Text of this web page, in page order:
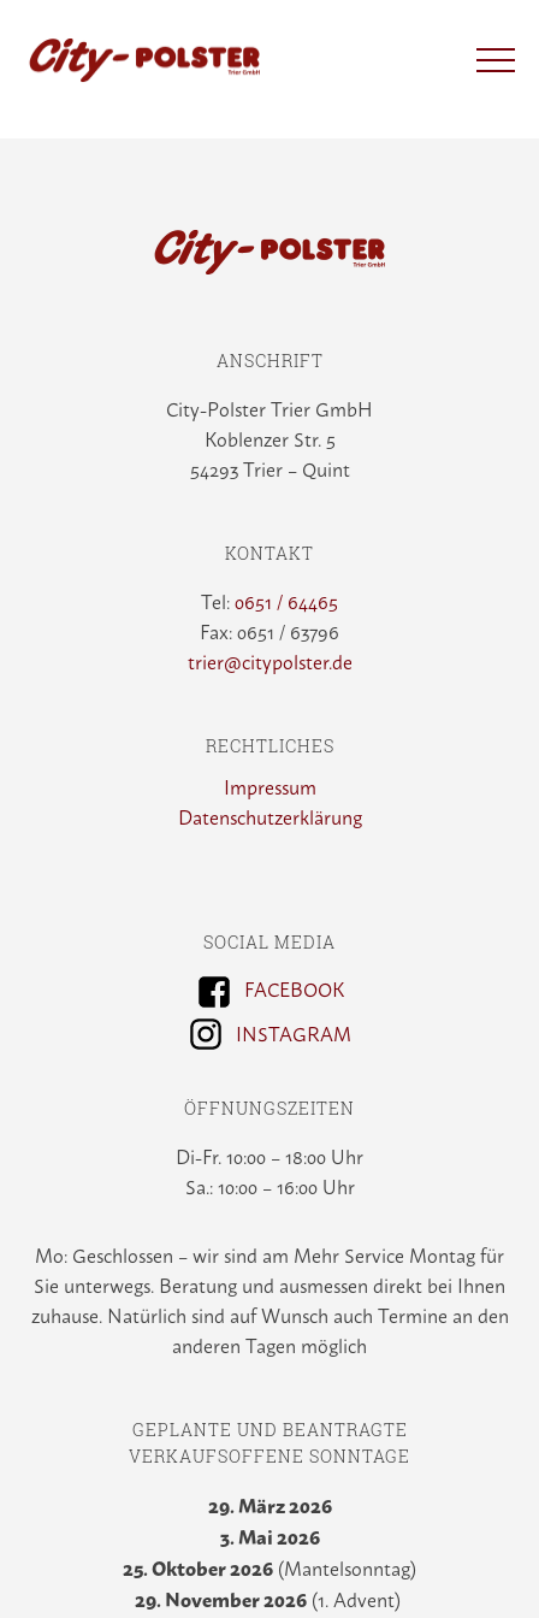
ANSCHRIFT
City-Polster Trier GmbH
Koblenzer Str. 5
54293 Trier – Quint
KONTAKT
Tel:0651 / 64465
Fax: 0651 / 63796
trier@citypolster.de
RECHTLICHES
Impressum
Datenschutzerklärung
SOCIAL MEDIA
FACEBOOK
INSTAGRAM
ÖFFNUNGSZEITEN
Di-Fr. 10:00 – 18:00 Uhr
Sa.: 10:00 – 16:00 Uhr
Mo: Geschlossen – wir sind am Mehr Service Montag für
Sie unterwegs. Beratung und ausmessen direkt bei Ihnen
zuhause. Natürlich sind auf Wunsch auch Termine an den
anderen Tagen möglich
GEPLANTE UND BEANTRAGTE
VERKAUFSOFFENE SONNTAGE
29. März 2026
3. Mai 2026
25. Oktober 2026 (Mantelsonntag)
29. November 2026(1. Advent)